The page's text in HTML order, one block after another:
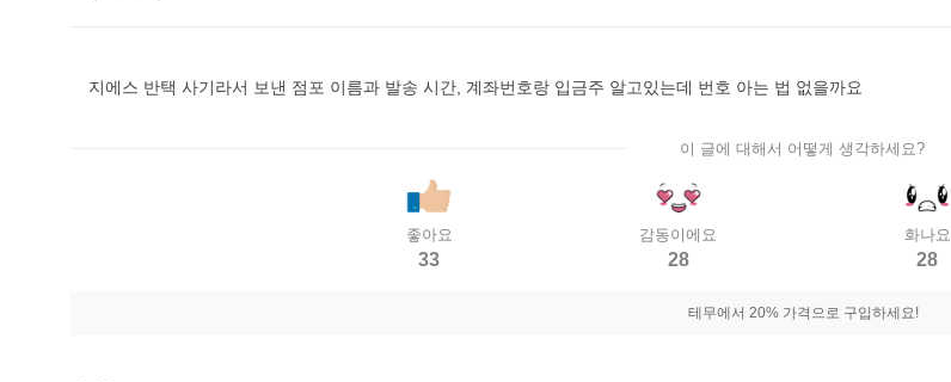
지에스 반택 사기라서 보낸 점포 이름과 발송 시간, 계좌번호랑 입금주 알고있는데 번호 아는 법 없을까요
이 글에 대해서 어떻게 생각하세요?
좋아요
33
감동이에요
28
화나요
28
테무에서 20% 가격으로 구입하세요!